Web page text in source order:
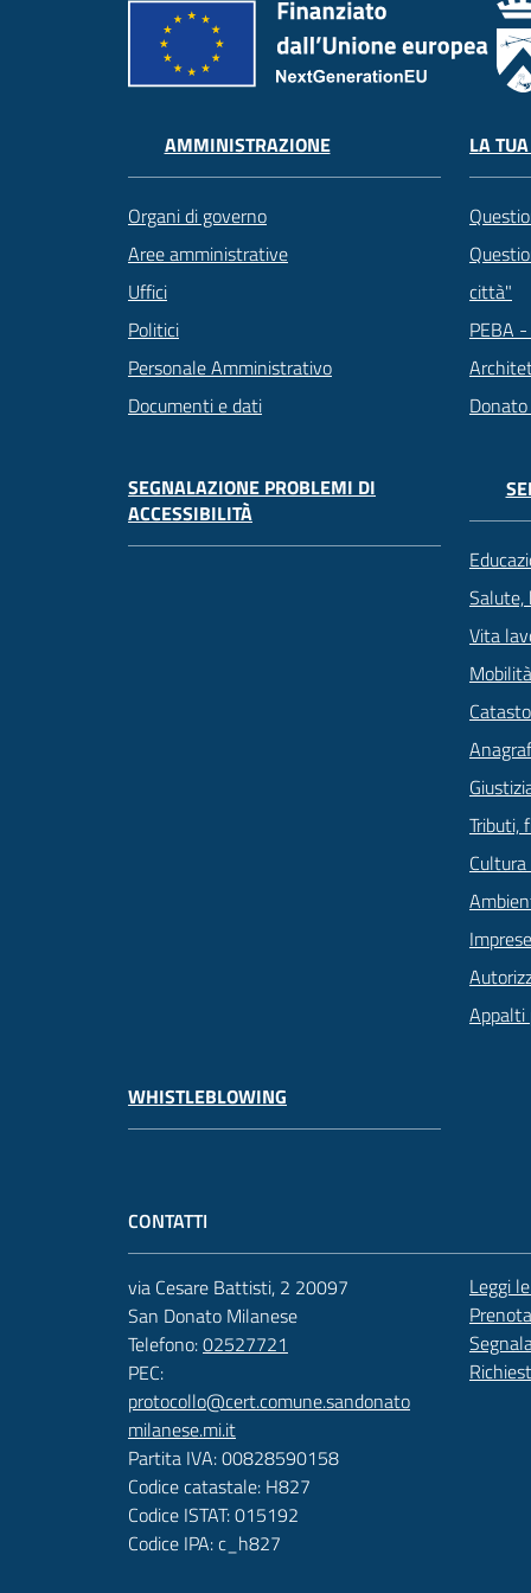
AMMINISTRAZIONE
Organi di governo
Aree amministrative
Uffici
Politici
Personale Amministrativo
Documenti e dati
LA
città"
PEBA
SEGNALAZIONE PROBLEMI DI
ACCESSIBILITÀ
Salute,
Vita
Tributi,
Appalti
WHISTLEBLOWING
CONTATTI
via Cesare Battisti, 2 20097
San Donato Milanese
Telefono:02527721
PEC:
protocollo@cert.comune.sandonato
milanese.mi.it
Partita IVA: 00828590158
Codice catastale: H827
Codice ISTAT: 015192
Codice IPA: c_h827
Leggi